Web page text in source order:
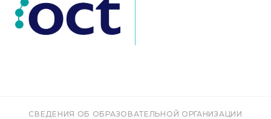
СВЕДЕНИЯ ОБ ОБРАЗОВАТЕЛЬНОЙ ОРГАНИЗАЦИИ